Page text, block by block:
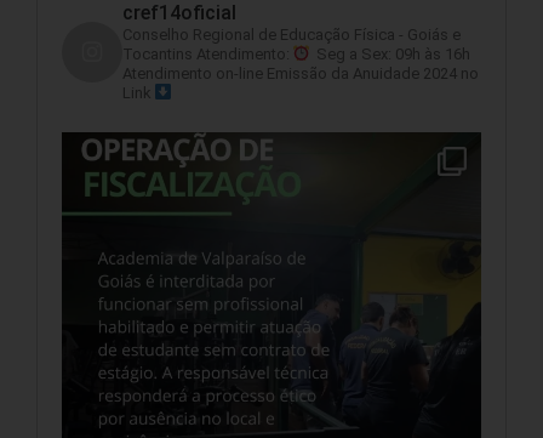
cref14oficial
Conselho Regional de Educação Física - Goiás e
Tocantins Atendimento:
Seg a Sex: 09h às 16h
Atendimento on-line Emissão da Anuidade 2024 no
Link